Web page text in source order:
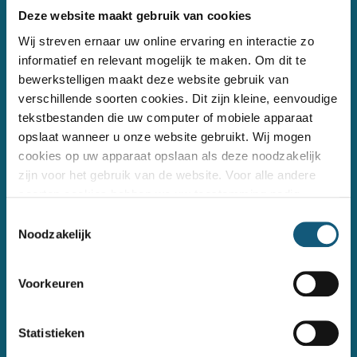
Deze website maakt gebruik van cookies
Wij streven ernaar uw online ervaring en interactie zo
informatief en relevant mogelijk te maken. Om dit te
bewerkstelligen maakt deze website gebruik van
verschillende soorten cookies. Dit zijn kleine, eenvoudige
tekstbestanden die uw computer of mobiele apparaat
opslaat wanneer u onze website gebruikt. Wij mogen
cookies op uw apparaat opslaan als deze noodzakelijk
zijn voor het gebruik van de website. Voor alle andere
Noodzakelijk
Voorkeuren
Statistieken